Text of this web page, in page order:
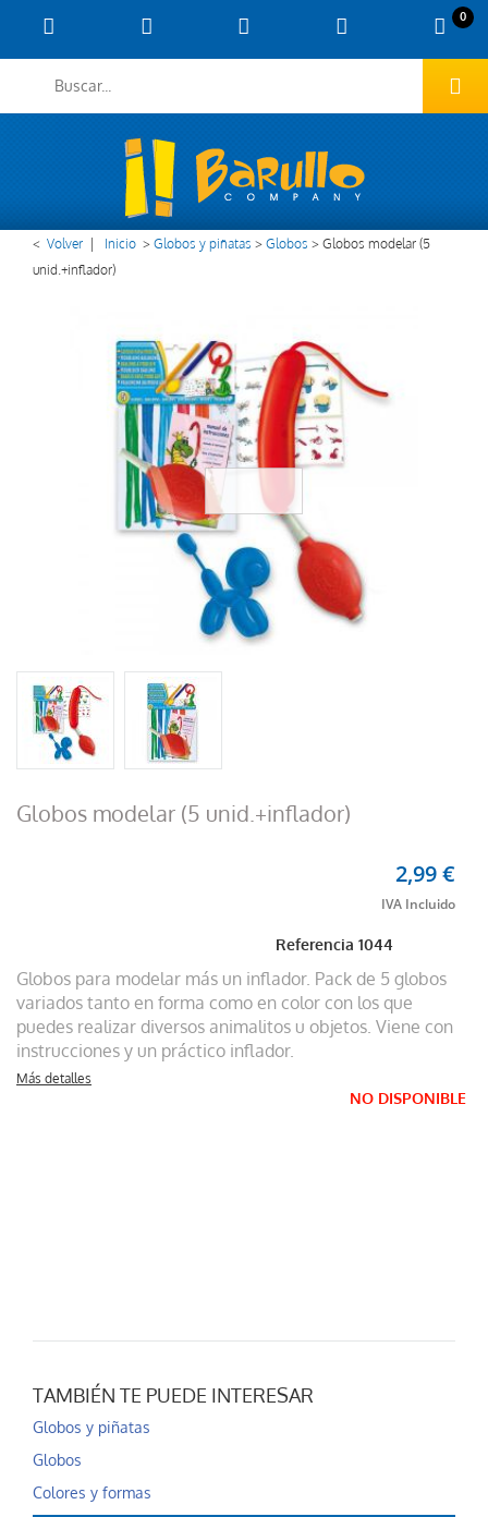
0
< Volver Inicio >Globos y piñatas >Globos >Globos modelar (5
unid.+inflador)
Globos modelar (5 unid.+inflador)
Referencia1044
2,99 €
Globos para modelar más un inflador. Pack de 5 globos
variados tanto en forma como en color con los que
puedes realizar diversos animalitos u objetos. Viene con
instrucciones y un práctico inflador.
Más detalles
NO DISPONIBLE
TAMBIÉN TE PUEDE INTERESAR
Globos y piñatas
Globos
Colores y formas